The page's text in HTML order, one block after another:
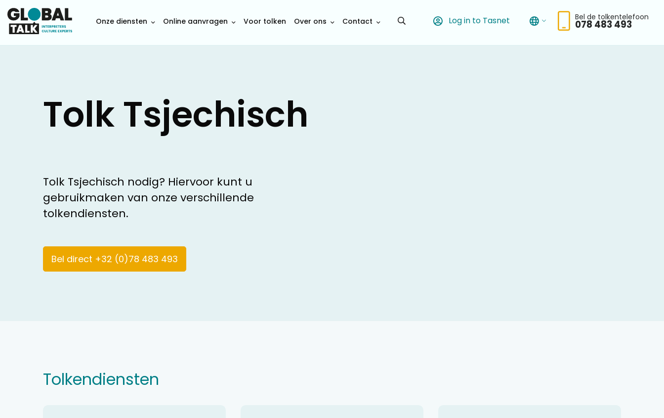
Onze diensten Online aanvragen Voor tolken Over ons Contact Open Log in to Tasnet Bel de tolkentelefoon
078 483 493
Tolk Tsjechisch
Tolk Tsjechisch nodig? Hiervoor kunt u
gebruikmaken van onze verschillende
tolkendiensten.
Bel direct +32 (0)78 483 493
Tolkendiensten